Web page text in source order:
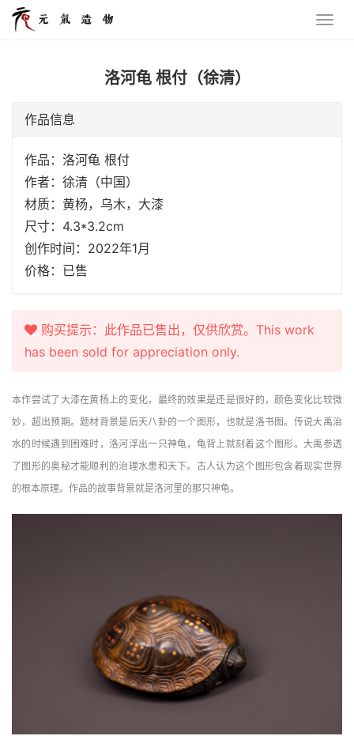
洛河龟 根付（徐清）
作品信息
作品：洛河龟 根付
作者：徐清（中国）
材质：黄杨，乌木，大漆
尺寸：4.3*3.2cm
创作时间：2022年1月
价格：已售
购买提示：此作品已售出，仅供欣赏。This work
has been sold for appreciation only.
本作尝试了大漆在黄杨上的变化，最终的效果是还是很好的，颜色变化比较微
妙，超出预期。题材背景是后天八卦的一个图形，也就是洛书图。传说大禹治
水的时候遇到困难时，洛河浮出一只神龟，龟背上就刻着这个图形。大禹参透
了图形的奥秘才能顺利的治理水患和天下。古人认为这个图形包含着现实世界
的根本原理。作品的故事背景就是洛河里的那只神龟。